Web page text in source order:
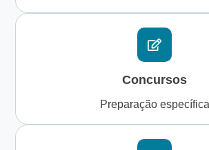
Concursos
Preparação específica